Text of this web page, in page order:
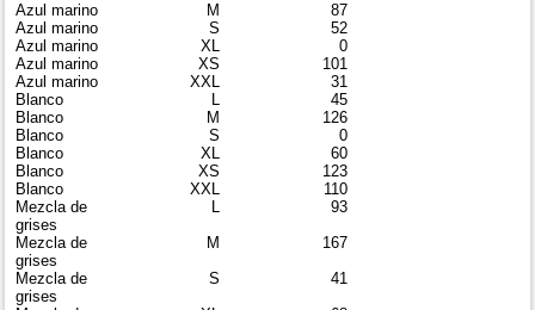
Azul marino
M
87
Azul marino
S
52
Azul marino
XL
0
Azul marino
XS
101
Azul marino
XXL
31
Blanco
L
45
Blanco
M
126
Blanco
S
0
Blanco
XL
60
Blanco
XS
123
Blanco
XXL
110
Mezcla de
grises
L
93
Mezcla de
grises
M
167
Mezcla de
grises
S
41